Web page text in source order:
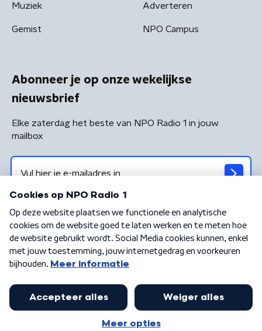
Muziek
Gemist
Adverteren
NPO Campus
Abonneer je op onze wekelijkse
nieuwsbrief
Elke zaterdag het beste van NPO Radio 1 in jouw
mailbox
Algemene voorwaarden